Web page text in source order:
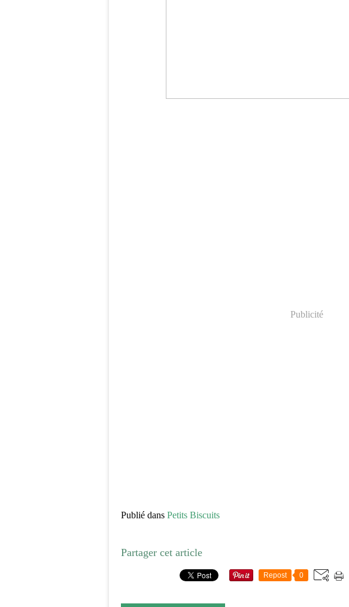
Publicité
Publié dans Petits Biscuits
Partager cet article
Repost 0